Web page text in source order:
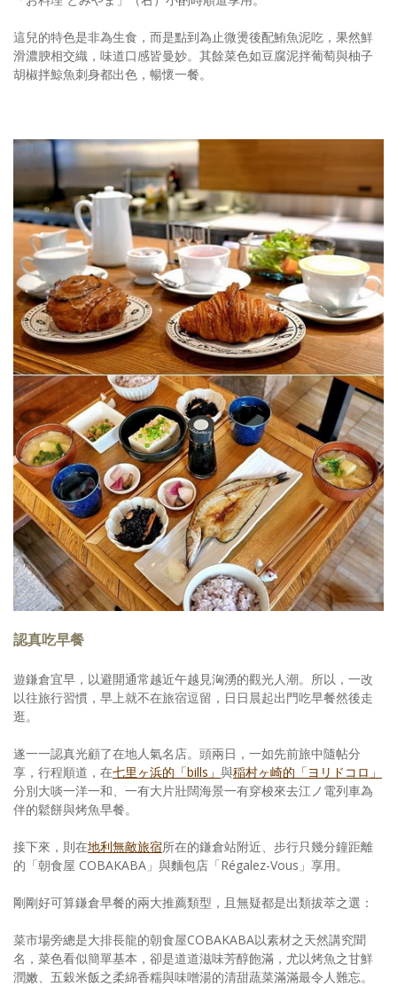
這兒的特色是非為生食，而是點到為止微燙後配鮪魚泥吃，果然鮮
滑濃腴相交織，味道口感皆曼妙。其餘菜色如豆腐泥拌葡萄與柚子
胡椒拌鯨魚刺身都出色，暢懷一餐。
認真吃早餐
遊鎌倉宜早，以避開通常越近午越見洶湧的觀光人潮。所以，一改
以往旅行習慣，早上就不在旅宿逗留，日日晨起出門吃早餐然後走
逛。
遂一一認真光顧了在地人氣名店。頭兩日，一如先前旅中隨帖分
享，行程順道，在七里ヶ浜的「bills」 與稲村ヶ崎的「ヨリドコロ」
分別大啖一洋一和、一有大片壯闊海景一有穿梭來去江ノ電列車為
伴的鬆餅與烤魚早餐。
接下來，則在地利無敵旅宿所在的鎌倉站附近、步行只幾分鐘距離
的「朝食屋 COBAKABA」與麵包店「Régalez-Vous」享用。
剛剛好可算鎌倉早餐的兩大推薦類型，且無疑都是出類拔萃之選：
菜市場旁總是大排長龍的朝食屋COBAKABA以素材之天然講究聞
名，菜色看似簡單基本，卻是道道滋味芳醇飽滿，尤以烤魚之甘鮮
潤嫩、五穀米飯之柔綿香糯與味噌湯的清甜蔬菜滿滿最令人難忘。